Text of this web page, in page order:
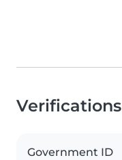
Verifications
Government ID